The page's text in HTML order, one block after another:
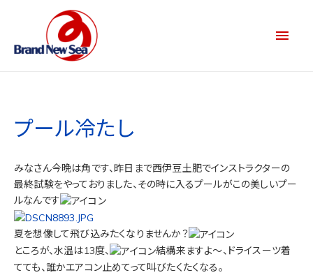
プール冷たし
みなさん今晩は角です、昨日まで西伊豆土肥でインストラクターの
最終試験をやっておりました、その時に入るプールがこの美しいプー
ルなんです
夏を想像して飛び込みたくなりませんか？
ところが、水温は13度、
結構来ますよ～、ドライスーツ着
てても、誰かエアコン止めてって叫びたくたくなる。